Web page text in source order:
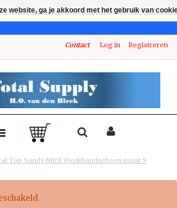
Contact Log in Registreren
Top Sandy Nitril Werkhandschoen maat 9
website, ga je akkoord met het gebruik van